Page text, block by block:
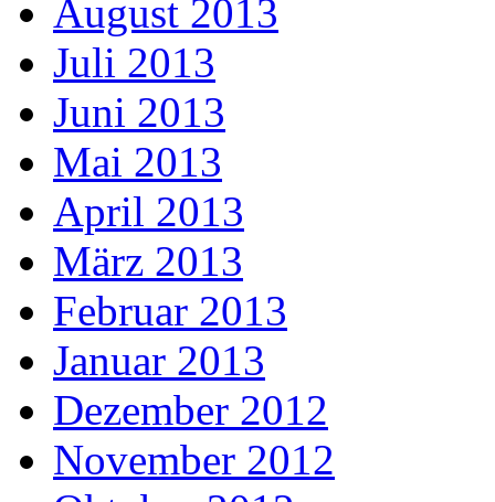
August 2013
Juli 2013
Juni 2013
Mai 2013
April 2013
März 2013
Februar 2013
Januar 2013
Dezember 2012
November 2012